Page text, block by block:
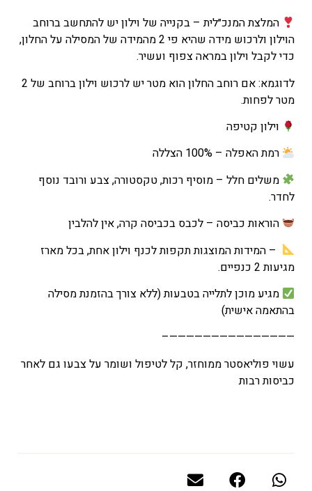
המלצת המנכ״לית – בקנייה של וילון יש להתחשב ברוחב
הוילון ולרכוש מידה שהיא פי 2 מהמידה של המסילה על החלון,
כדי לקבל וילון במראה צפוף ועשיר.
לדוגמא: אם רוחב החלון הוא מטר יש לרכוש וילון ברוחב של 2
מטר לפחות.
וילון קטיפה
רמת האפלה – 100% הצללה
משלים חלל – מוסיף רכות, טקסטורה, צבע ורובד נוסף
לחדר.
הוראות כביסה – לכבס בכביסה קרה, אין להלבין
– המידות המוצגות תקפות לכנף וילון אחת, בכל מארז
מגיעות 2 כנפיים.
מגיע מוכן לתלייה בטבעות (ללא צורך בהזמנת מסילה
בהתאמה אישית)
———————————————–
עשוי פוליאסטר ממוחזר, קל לטיפול ושומר על צבעו גם לאחר
כביסות רבות